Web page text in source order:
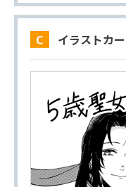
C イラストカ